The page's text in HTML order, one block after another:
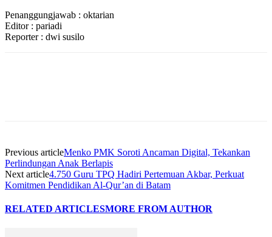
Penanggungjawab : oktarian
Editor : pariadi
Reporter : dwi susilo
Previous articleMenko PMK Soroti Ancaman Digital, Tekankan
Perlindungan Anak Berlapis
Next article4.750 Guru TPQ Hadiri Pertemuan Akbar, Perkuat
Komitmen Pendidikan Al-Qur’an di Batam
RELATED ARTICLESMORE FROM AUTHOR